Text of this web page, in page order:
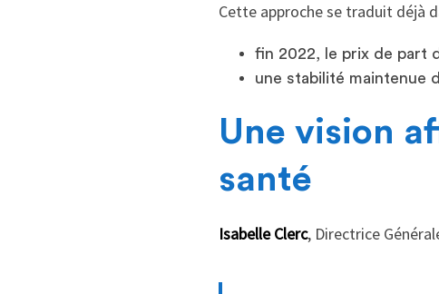
Cette approche se traduit déjà
fin 2022, le prix de part
une stabilité maintenue
Une vision
santé
Isabelle Clerc, Directrice